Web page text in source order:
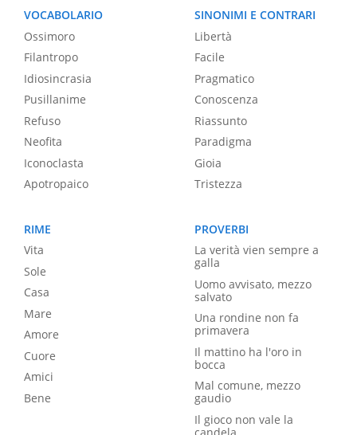
VOCABOLARIO
Ossimoro
Filantropo
Idiosincrasia
Pusillanime
Refuso
Neofita
Iconoclasta
Apotropaico
SINONIMI E CONTRARI
Libertà
Facile
Pragmatico
Conoscenza
Riassunto
Paradigma
Gioia
Tristezza
RIME
Vita
Sole
Casa
Mare
Amore
Cuore
Amici
Bene
PROVERBI
La verità vien sempre a
galla
Uomo avvisato, mezzo
salvato
Una rondine non fa
primavera
Il mattino ha l'oro in
bocca
Mal comune, mezzo
gaudio
Il gioco non vale la